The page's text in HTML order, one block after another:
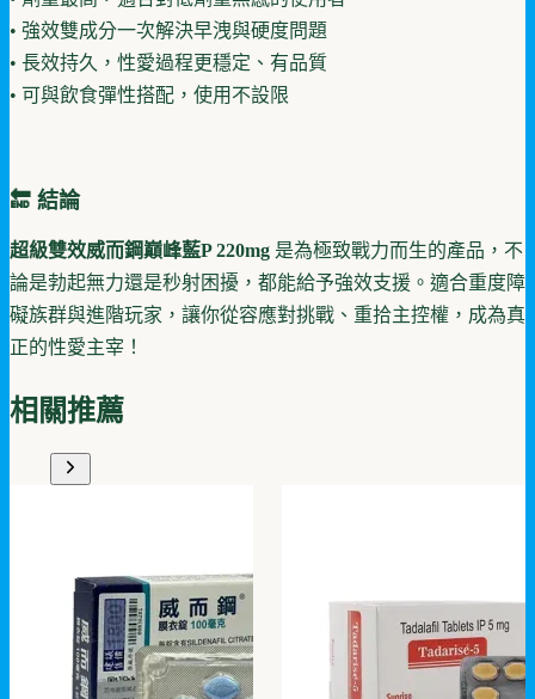
• 強效雙成分一次解決早洩與硬度問題
• 長效持久，性愛過程更穩定、有品質
• 可與飲食彈性搭配，使用不設限
🔚 結論
超級雙效威而鋼巔峰藍P 220mg 是為極致戰力而生的產品，不
論是勃起無力還是秒射困擾，都能給予強效支援。適合重度障
礙族群與進階玩家，讓你從容應對挑戰、重拾主控權，成為真
正的性愛主宰！
相關推薦